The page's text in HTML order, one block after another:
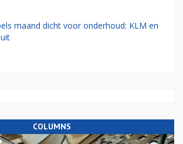
maand dicht voor onderhoud: KLM en
COLUMNS